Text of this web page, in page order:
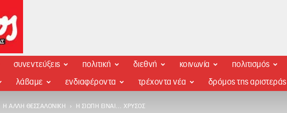
συνεντεύξεις πολιτική διεθνή κοινωνία πολιτισμός
λάβαμε ενδιαφέροντα τρέχοντα νέα δρόμος της αριστεράς
Η ΆΛΛΗ ΘΕΣΣΑΛΟΝΊΚΗ Η ΣΙΩΠΉ ΕΊΝΑΙ… ΧΡΥΣΌΣ